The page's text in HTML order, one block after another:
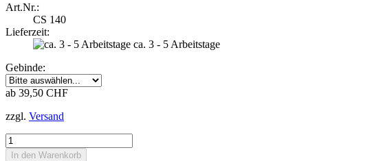
Art.Nr.:
CS 140
Lieferzeit:
ca. 3 - 5 Arbeitstage
Gebinde:
ab 39,50 CHF
zzgl. Versand